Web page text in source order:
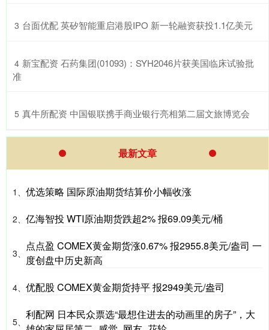
3 ​台面优配 英矽智能重启港股IPO 新一轮融资获投1.1亿美元
4 ​新宝配资 石药集团(01093)：SYH2046片获美国临床试验批
准
5 ​真牛所配资 中国银联携手商业银行亮相第二届文旅博览会
最新文章
1、 优选策略 国际原油期货结算价小幅收涨
2、 亿海智投 WTI原油期货跌超2% 报69.09美元/桶
3、
点点盈 COMEX黄金期货涨0.67% 报2955.8美元/盎司 一
度创盘中历史新高
4、 优配股 COMEX黄金期货持平 报2949美元/盎司
5、
利配网 日本民众票选“最想住进去的动画里的房子”，大